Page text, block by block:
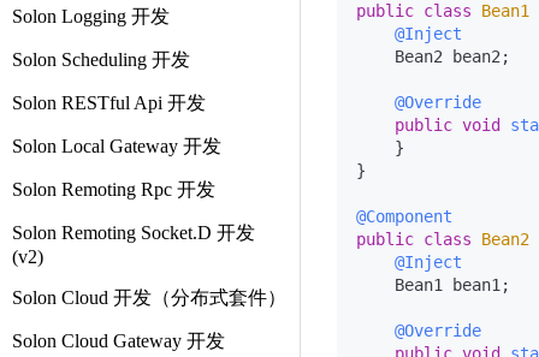
Solon Logging 开发
Solon Scheduling 开发
Solon RESTful Api 开发
Solon Local Gateway 开发
Solon Remoting Rpc 开发
Solon Remoting Socket.D 开发
(v2)
Solon Cloud 开发（分布式套件）
Solon Cloud Gateway 开发
public class
Bean1
@Inject
    Bean2 bean2;
@Override
public void
    }
}
@Component
public class
Bean2
@Inject
    Bean1 bean1;
@Override